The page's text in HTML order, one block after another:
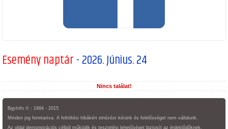
Esemény naptár- 2026. Június. 24
Nincs találat!
BgyInfo © : 1984 - 2015
Minden jog fenntartva. A feltöltési hibákért elnézést kérünk és felelősséget nem vállalunk.
Az oldal demonstrációs célból működik és tesztelési lehetőséget biztosít az érdeklődőknek.